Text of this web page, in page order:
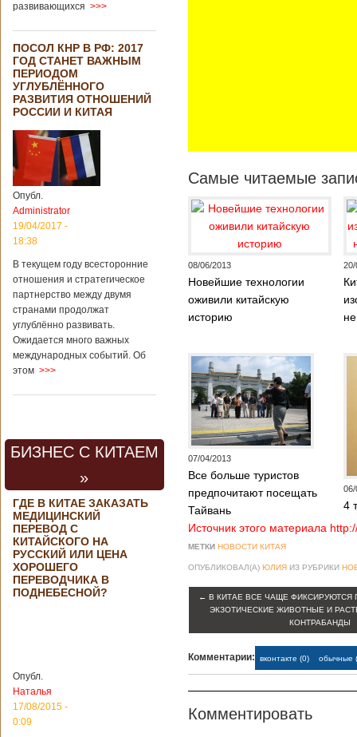
развивающихся >>>
ПОСОЛ КНР В РФ: 2017
ГОД СТАНЕТ ВАЖНЫМ
ПЕРИОДОМ
УГЛУБЛЁННОГО
РАЗВИТИЯ ОТНОШЕНИЙ
РОССИИ И КИТАЯ
Опубл.
Administrator
19/04/2017 -
18:38
В текущем году всесторонние
отношения и стратегическое
партнерство между двумя
странами продолжат
углублённо развивать.
Ожидается много важных
международных событий. Об
этом >>>
БИЗНЕС С КИТАЕМ
»
ГДЕ В КИТАЕ ЗАКАЗАТЬ
МЕДИЦИНСКИЙ
ПЕРЕВОД С
КИТАЙСКОГО НА
РУССКИЙ ИЛИ ЦЕНА
ХОРОШЕГО
ПЕРЕВОДЧИКА В
ПОДНЕБЕСНОЙ?
Опубл.
Наталья
17/08/2015 -
0:09
Самые читаемые
08/06/2013
Новейшие технологии
оживили китайскую
историю
20/
07/04/2013
Все больше туристов
предпочитают посещать
Тайвань
06/
4
Источник этого материала
МЕТКИ НОВОСТИ КИТАЯ
ОПУБЛИКОВАЛ(А) ЮЛИЯ ИЗ РУБРИКИ
← В КИТАЕ ВСЕ ЧАЩЕ ФИКСИРУЮТСЯ
ЭКЗОТИЧЕСКИЕ ЖИВОТНЫЕ И
КОНТРАБАНДЫ
Комментарии: вконтакте (0) обычные
Комментировать